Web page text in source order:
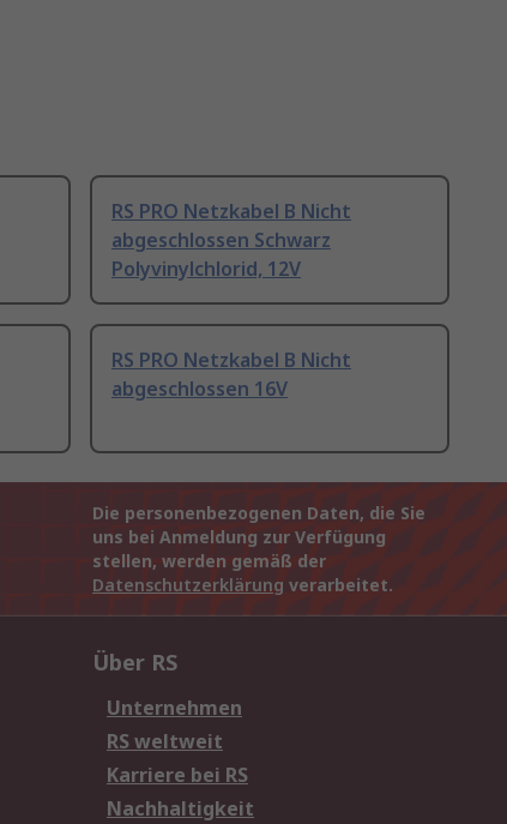
RS PRO Netzkabel B Nicht
abgeschlossen Schwarz
Polyvinylchlorid, 12V
RS PRO Netzkabel B Nicht
abgeschlossen 16V
Die personenbezogenen Daten, die Sie
uns bei Anmeldung zur Verfügung
stellen, werden gemäß der
Datenschutzerklärung verarbeitet.
Über RS
Unternehmen
RS weltweit
Karriere bei RS
Nachhaltigkeit